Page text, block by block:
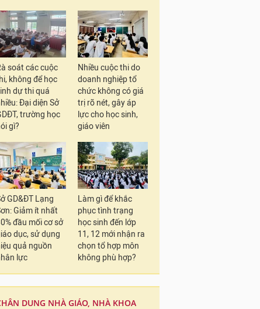
soát các cuộc
không để học
dự thi quá
Đại diện Sở
trường học
gì?
Nhiều cuộc thi do
doanh nghiệp tổ
chức không có giá
trị rõ nét, gây áp
lực cho học sinh,
giáo viên
GD&ĐT Lạng
Giảm ít nhất
đầu mối cơ sở
dục, sử dụng
quả nguồn
lực
Làm gì để khắc
phục tình trạng
học sinh đến lớp
11, 12 mới nhận ra
chọn tổ hợp môn
không phù hợp?
DUNG NHÀ GIÁO, NHÀ KHOA